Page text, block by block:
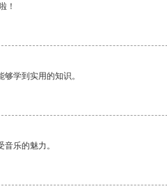
！
学到实用的知识。
乐的魅力。